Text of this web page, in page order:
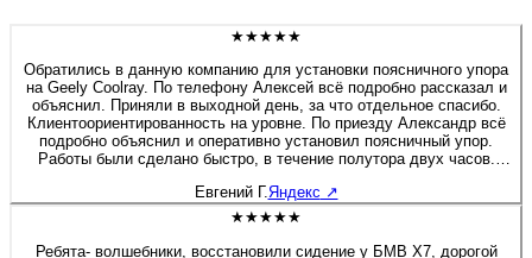
★★★★★
Обратились в данную компанию для установки поясничного упора
на Geely Coolray. По телефону Алексей всё подробно рассказал и
объяснил. Приняли в выходной день, за что отдельное спасибо.
Клиентоориентированность на уровне. По приезду Александр всё
подробно объяснил и оперативно установил поясничный упор.
Работы были сделано быстро, в течение полутора двух часов.
перешивом и модернизацией салона, детейлингом, то обязательно
обращусь в данную компанию. Алексей спасибо Вам и
Евгений Г.Яндекс ↗
★★★★★
Ребята- волшебники, восстановили сидение у БМВ Х7, дорогой